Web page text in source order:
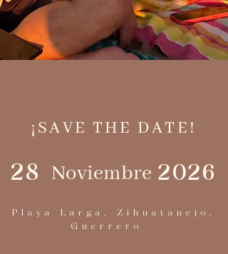
¡SAVE THE DATE!
28 Noviembre 2026
Playa Larga, Zihuatanejo,
Guerrero